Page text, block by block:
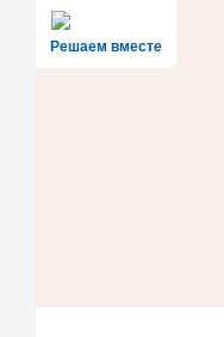
Решаем вместе